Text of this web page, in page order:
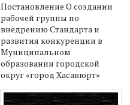
Постановление О создании
рабочей группы по
внедрению Стандарта и
развития конкуренции в
Муниципальном
образовании городской
округ «город Хасавюрт»